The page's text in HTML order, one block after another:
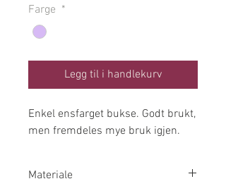
Farge *
Legg til i handlekurv
Enkel ensfarget bukse. Godt brukt,
men fremdeles mye bruk igjen.
Materiale